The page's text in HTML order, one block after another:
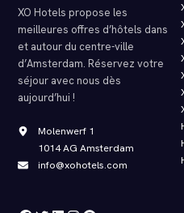
XO Hotels propose les
meilleures offres d’hôtels dans
et autour du centre-ville
d’Amsterdam. Réservez votre
séjour avec nous dès
aujourd’hui !
Molenwerf 1
1014 AG Amsterdam
info@xohotels.com